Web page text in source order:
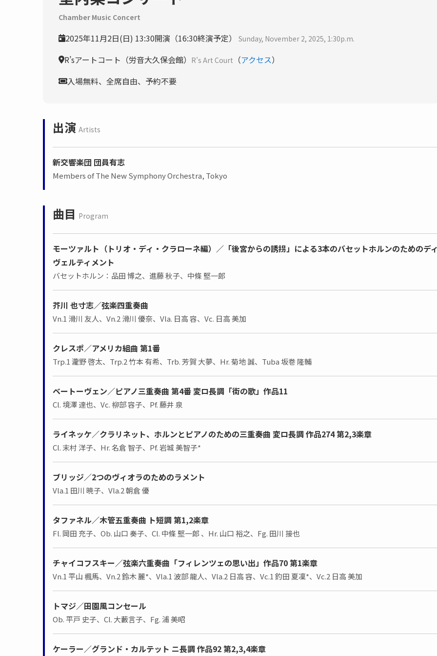
Chamber Music Concert
2025年11月2日(日) 13:30開演（16:30終演予定） Sunday, November 2, 2025, 1:30p.m.
R’sアートコート（労音大久保会館） R’s Art Court （アクセス）
入場無料、全席自由、予約不要
出演 Artists
新交響楽団 団員有志
Members of The New Symphony Orchestra, Tokyo
曲目 Program
モーツァルト（トリオ・ディ・クラローネ編）／「後宮からの誘拐」による3本のバセットホルンのためのデ
ヴェルティメント
バセットホルン：品田 博之、進藤 秋子、中條 堅一郎
芥川 也寸志／弦楽四重奏曲
Vn.1 滑川 友人、Vn.2 滑川 優奈、Vla. 日高 容、Vc. 日高 美加
クレスポ／アメリカ組曲 第1番
Trp.1 瀧野 啓太、Trp.2 竹本 有希、Trb. 芳賀 大夢、Hr. 菊地 誠、Tuba 坂巻 隆輔
ベートーヴェン／ピアノ三重奏曲 第4番 変ロ長調「街の歌」作品11
Cl. 境澤 達也、Vc. 柳部 容子、Pf. 藤井 泉
ライネッケ／クラリネット、ホルンとピアノのための三重奏曲 変ロ長調 作品274 第2,3楽章
Cl. 末村 洋子、Hr. 名倉 智子、Pf. 岩城 美智子*
ブリッジ／2つのヴィオラのためのラメント
Vla.1 田川 暁子、Vla.2 朝倉 優
タファネル／木管五重奏曲 ト短調 第1,2楽章
Fl. 岡田 充子、Ob. 山口 奏子、Cl. 中條 堅一郎 、Hr. 山口 裕之、Fg. 田川 接也
チャイコフスキー／弦楽六重奏曲「フィレンツェの思い出」作品70 第1楽章
Vn.1 平山 楓馬、Vn.2 鈴木 麗*、Vla.1 波部 龍人、Vla.2 日高 容、Vc.1 釣田 夏凜*、Vc.2 日高 美加
トマジ／田園風コンセール
Ob. 平戸 史子、Cl. 大藪言子、Fg. 浦 美昭
ケーラー／グランド・カルテット ニ長調 作品92 第2,3,4楽章